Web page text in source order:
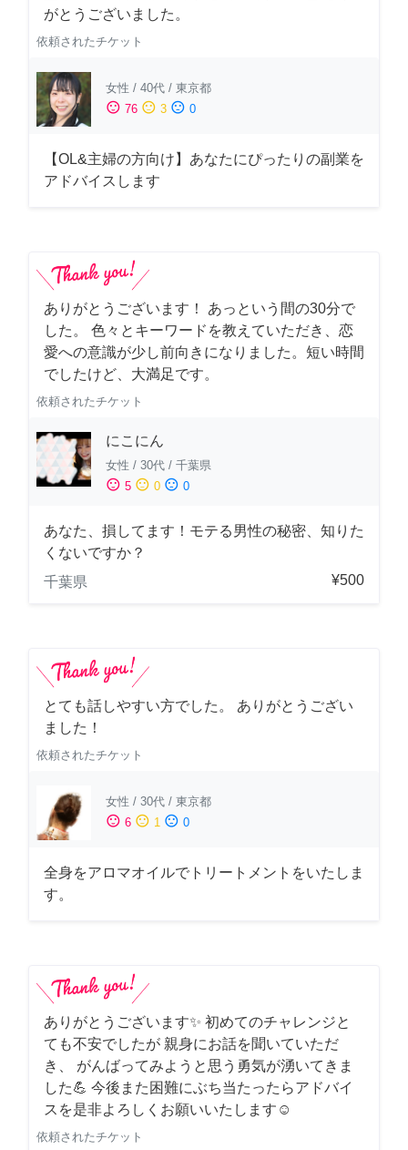
がとうございました。
依頼されたチケット
女性 / 40代 / 東京都
sentiment_satisfied 76 sentiment_neutral 3 sentiment_dissatisfied 0
【OL&主婦の方向け】あなたにぴったりの副業を
アドバイスします
ありがとうございます！ あっという間の30分で
した。 色々とキーワードを教えていただき、恋
愛への意識が少し前向きになりました。短い時間
でしたけど、大満足です。
依頼されたチケット
にこにん
女性 / 30代 / 千葉県
sentiment_satisfied 5 sentiment_neutral 0 sentiment_dissatisfied 0
あなた、損してます！モテる男性の秘密、知りた
くないですか？
千葉県
¥500
とても話しやすい方でした。 ありがとうござい
ました！
依頼されたチケット
女性 / 30代 / 東京都
sentiment_satisfied 6 sentiment_neutral 1 sentiment_dissatisfied 0
全身をアロマオイルでトリートメントをいたしま
す。
ありがとうございます✨ 初めてのチャレンジと
ても不安でしたが 親身にお話を聞いていただ
き、 がんばってみようと思う勇気が湧いてきま
した💪 今後また困難にぶち当たったらアドバイ
スを是非よろしくお願いいたします☺️
依頼されたチケット